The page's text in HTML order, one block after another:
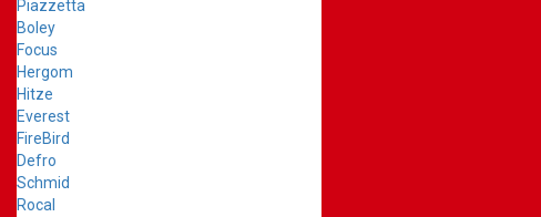
Piazzetta
Boley
Focus
Hergom
Hitze
Everest
FireBird
Defro
Schmid
Rocal